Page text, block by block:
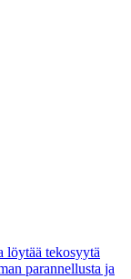
tekosyytä
parannellusta ja